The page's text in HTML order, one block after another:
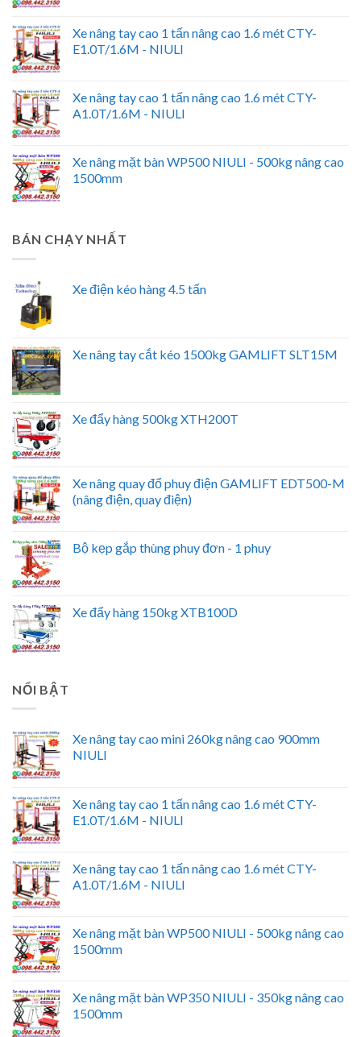
Xe nâng tay cao 1 tấn nâng cao 1.6 mét CTY-
E1.0T/1.6M - NIULI
Xe nâng tay cao 1 tấn nâng cao 1.6 mét CTY-
A1.0T/1.6M - NIULI
Xe nâng mặt bàn WP500 NIULI - 500kg nâng cao
1500mm
BÁN CHẠY NHẤT
Xe điện kéo hàng 4.5 tấn
Xe nâng tay cắt kéo 1500kg GAMLIFT SLT15M
Xe đẩy hàng 500kg XTH200T
Xe nâng quay đổ phuy điện GAMLIFT EDT500-M
(nâng điện, quay điện)
Bộ kẹp gắp thùng phuy đơn - 1 phuy
Xe đẩy hàng 150kg XTB100D
NỔI BẬT
Xe nâng tay cao mini 260kg nâng cao 900mm
NIULI
Xe nâng tay cao 1 tấn nâng cao 1.6 mét CTY-
E1.0T/1.6M - NIULI
Xe nâng tay cao 1 tấn nâng cao 1.6 mét CTY-
A1.0T/1.6M - NIULI
Xe nâng mặt bàn WP500 NIULI - 500kg nâng cao
1500mm
Xe nâng mặt bàn WP350 NIULI - 350kg nâng cao
1500mm